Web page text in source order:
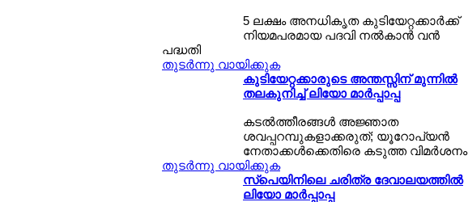
5 ലക്ഷം അനധികൃത കുടിയേറ്റക്കാര്‍ക്ക്
നിയമപരമായ പദവി നല്‍കാന്‍ വന്‍
പദ്ധതി
തുടര്‍ന്നു വായിക്കുക
കുടിയേറ്റക്കാരുടെ അന്തസ്സിന് മുന്നില്‍
തലകുനിച്ച് ലിയോ മാര്‍പ്പാപ്പ
കടല്‍ത്തീരങ്ങള്‍ അജ്ഞാത
ശവപ്പറമ്പുകളാക്കരുത്; യൂറോപ്യന്‍
നേതാക്കള്‍ക്കെതിരെ കടുത്ത വിമര്‍ശനം
തുടര്‍ന്നു വായിക്കുക
സ്പെയിനിലെ ചരിത്ര ദേവാലയത്തില്‍
ലിയോ മാര്‍പ്പാപ്പ